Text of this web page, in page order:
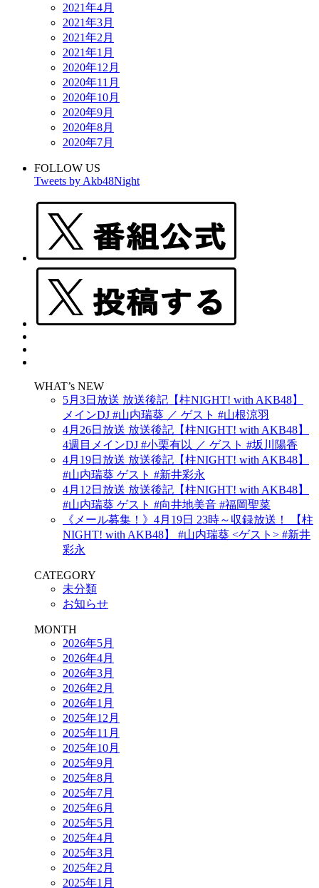
2021年4月
2021年3月
2021年2月
2021年1月
2020年12月
2020年11月
2020年10月
2020年9月
2020年8月
2020年7月
FOLLOW US
Tweets by Akb48Night
WHAT’s NEW
5月3日放送 放送後記【柱NIGHT! with AKB48】
メインDJ #山内瑞葵 ／ ゲスト #山根涼羽
4月26日放送 放送後記【柱NIGHT! with AKB48】
4週目メインDJ #小栗有以 ／ ゲスト #坂川陽香
4月19日放送 放送後記【柱NIGHT! with AKB48】
#山内瑞葵 ゲスト #新井彩永
4月12日放送 放送後記【柱NIGHT! with AKB48】
#山内瑞葵 ゲスト #向井地美音 #福岡聖菜
《メール募集！》4月19日 23時～収録放送！ 【柱
NIGHT! with AKB48】 #山内瑞葵 <ゲスト> #新井
彩永
CATEGORY
未分類
お知らせ
MONTH
2026年5月
2026年4月
2026年3月
2026年2月
2026年1月
2025年12月
2025年11月
2025年10月
2025年9月
2025年8月
2025年7月
2025年6月
2025年5月
2025年4月
2025年3月
2025年2月
2025年1月